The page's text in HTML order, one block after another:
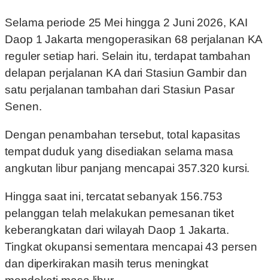
Selama periode 25 Mei hingga 2 Juni 2026, KAI
Daop 1 Jakarta mengoperasikan 68 perjalanan KA
reguler setiap hari. Selain itu, terdapat tambahan
delapan perjalanan KA dari Stasiun Gambir dan
satu perjalanan tambahan dari Stasiun Pasar
Senen.
Dengan penambahan tersebut, total kapasitas
tempat duduk yang disediakan selama masa
angkutan libur panjang mencapai 357.320 kursi.
Hingga saat ini, tercatat sebanyak 156.753
pelanggan telah melakukan pemesanan tiket
keberangkatan dari wilayah Daop 1 Jakarta.
Tingkat okupansi sementara mencapai 43 persen
dan diperkirakan masih terus meningkat